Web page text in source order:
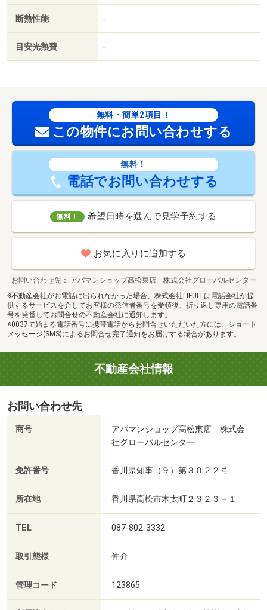
断熱性能 -
目安光熱費 -
無料・簡単2項目！
この物件にお問い合わせする
無料！
電話でお問い合わせする
無料！ 希望日時を選んで見学予約する
お気に入りに追加する
お問い合わせ先
アパマンショップ高松東店 株式会社グローバルセンター
※不動産会社がお電話に出られなかった場合、株式会社LIFULLは電話会社が提
供するサービスを介してお客様の発信者番号を受領後、折り返し専用の電話番
号を発番してお問合せの不動産会社に通知します。
※0037で始まる電話番号に携帯電話からお問合せいただいた方には、ショート
メッセージ(SMS)によるお問合せ完了通知をお届けする場合があります。
不動産会社情報
お問い合わせ先
商号
アパマンショップ高松東店 株式会
社グローバルセンター
免許番号 香川県知事（９）第３０２２号
所在地 香川県高松市木太町２３２３－１
TEL 087-802-3332
取引態様 仲介
管理コード 123865